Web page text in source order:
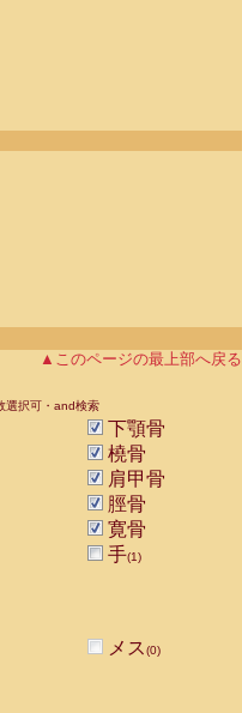
▲このページの最上部へ戻る
選択可・and検索
下顎骨
橈骨
肩甲骨
脛骨
寛骨
手(1)
メス(0)